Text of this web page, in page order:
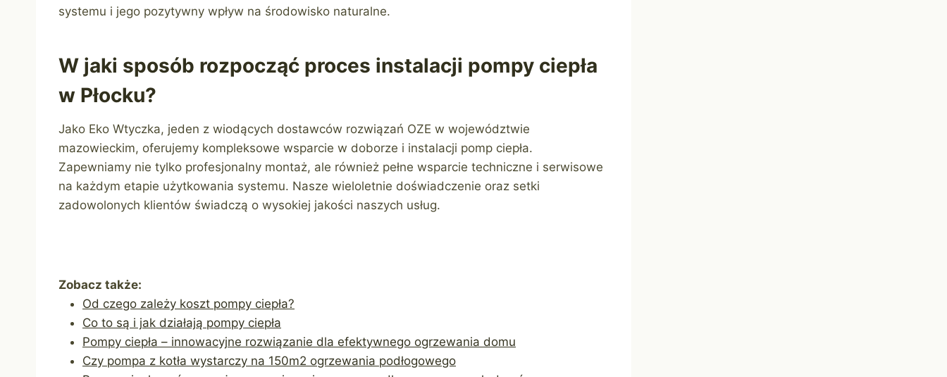
systemu i jego pozytywny wpływ na środowisko naturalne.
W jaki sposób rozpocząć proces instalacji pompy ciepła
w Płocku?
Jako Eko Wtyczka, jeden z wiodących dostawców rozwiązań OZE w województwie
mazowieckim, oferujemy kompleksowe wsparcie w doborze i instalacji pomp ciepła.
Zapewniamy nie tylko profesjonalny montaż, ale również pełne wsparcie techniczne i serwisowe
na każdym etapie użytkowania systemu. Nasze wieloletnie doświadczenie oraz setki
zadowolonych klientów świadczą o wysokiej jakości naszych usług.
Zobacz także:
Od czego zależy koszt pompy ciepła?
Co to są i jak działają pompy ciepła
Pompy ciepła – innowacyjne rozwiązanie dla efektywnego ogrzewania domu
Czy pompa z kotła wystarczy na 150m2 ogrzewania podłogowego